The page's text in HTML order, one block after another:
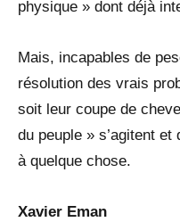
physique » dont déjà
Mais, incapables de
résolution des vrais
soit leur coupe de
du peuple » s’agitent
à quelque chose.
Xavier Eman